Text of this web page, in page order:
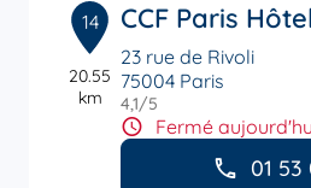
14
20.55
km
CCF Paris
23 rue de Rivoli
75004 Paris
4,1/5
Fermé
01 53